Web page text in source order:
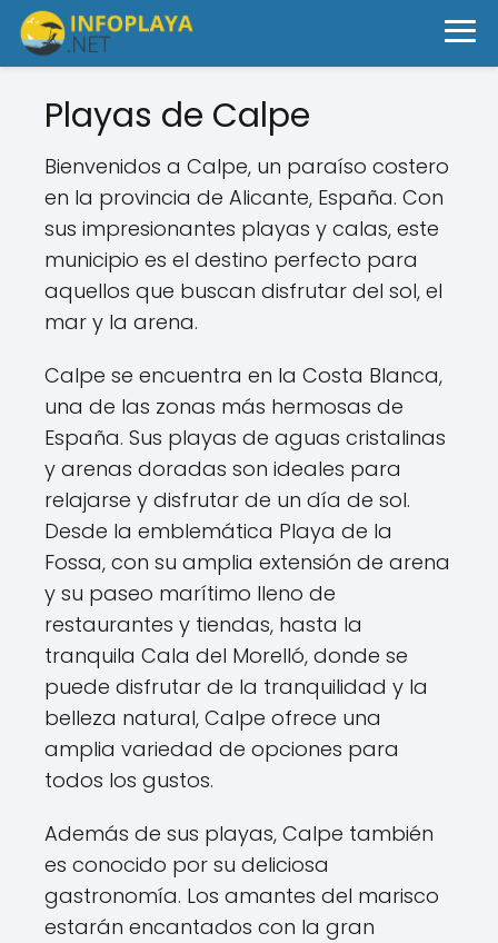
Playas de Calpe
Bienvenidos a Calpe, un paraíso costero
en la provincia de Alicante, España. Con
sus impresionantes playas y calas, este
municipio es el destino perfecto para
aquellos que buscan disfrutar del sol, el
mar y la arena.
Calpe se encuentra en la Costa Blanca,
una de las zonas más hermosas de
España. Sus playas de aguas cristalinas
y arenas doradas son ideales para
relajarse y disfrutar de un día de sol.
Desde la emblemática Playa de la
Fossa, con su amplia extensión de arena
y su paseo marítimo lleno de
restaurantes y tiendas, hasta la
tranquila Cala del Morelló, donde se
puede disfrutar de la tranquilidad y la
belleza natural, Calpe ofrece una
amplia variedad de opciones para
todos los gustos.
Además de sus playas, Calpe también
es conocido por su deliciosa
gastronomía. Los amantes del marisco
estarán encantados con la gran